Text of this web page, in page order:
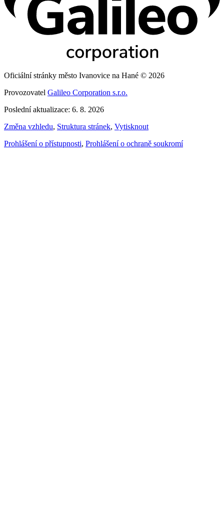
Oficiální stránky město Ivanovice na Hané © 2026
Provozovatel Galileo Corporation s.r.o.
Poslední aktualizace: 6. 8. 2026
Změna vzhledu, Struktura stránek, Vytisknout
Prohlášení o přístupnosti, Prohlášení o ochraně soukromí